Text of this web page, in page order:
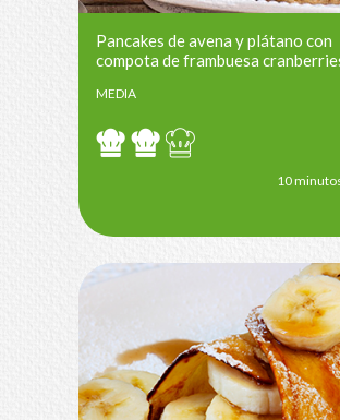
Pancakes de avena y plátano con
compota de frambuesa
MEDIA
10